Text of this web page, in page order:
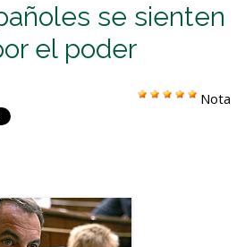
se sienten
el poder
Nota